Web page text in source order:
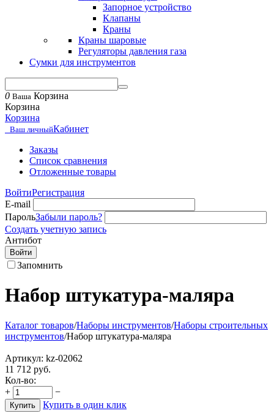
Запорное устройство
Клапаны
Краны
Краны шаровые
Регуляторы давления газа
Сумки для инструментов
0 Ваша Корзина
Корзина
Корзина
Ваш личныйКабинет
Заказы
Список сравнения
Отложенные товары
ВойтиРегистрация
E-mail
ПарольЗабыли пароль?
Создать учетную запись
Антибот
Войти
Запомнить
Набор штукатура-маляра
Каталог товаров/Наборы инструментов/Наборы строительных
инструментов/Набор штукатура-маляра
Артикул: kz-02062
11 712 руб.
Кол-во:
+
−
Купить Купить в один клик